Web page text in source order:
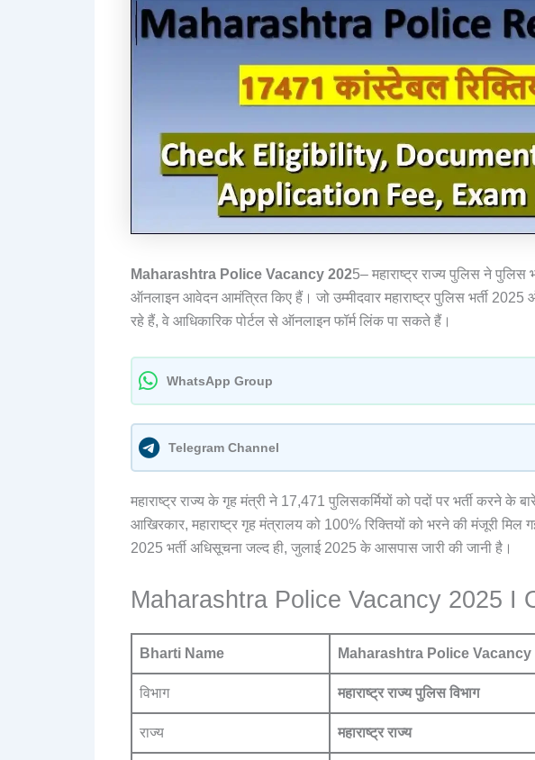
Maharashtra Police Vacancy 2025– महाराष्ट्र राज्य पुलिस ने
ऑनलाइन आवेदन आमंत्रित किए हैं। जो उम्मीदवार महाराष्ट्र पुलिस भर्ती 2025
रहे हैं, वे आधिकारिक पोर्टल से ऑनलाइन फॉर्म लिंक पा सकते हैं।
WhatsApp Group
Telegram Channel
महाराष्ट्र राज्य के गृह मंत्री ने 17,471 पुलिसकर्मियों को पदों पर भर्ती करने के
आखिरकार, महाराष्ट्र गृह मंत्रालय को 100% रिक्तियों को भरने की मंजूरी मिल
2025 भर्ती अधिसूचना जल्द ही, जुलाई 2025 के आसपास जारी की जानी है।
Maharashtra Police Vacancy 2025 I
Bharti Name Maharashtra Police Vacancy
विभाग महाराष्ट्र राज्य पुलिस विभाग
राज्य महाराष्ट्र राज्य